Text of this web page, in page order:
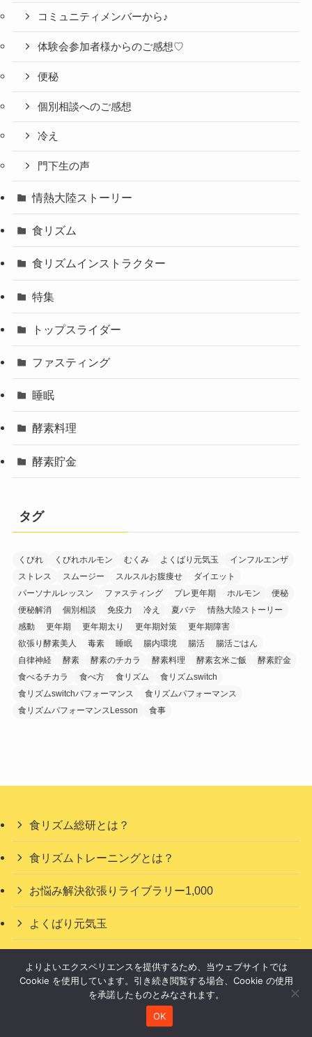
コミュニティメンバーから♪
体験会参加者様からのご感想♡
便秘
個別相談へのご感想
冷え
門下生の声
情熱大陸ストーリー
食リズム
食リズムインストラクター
特集
トップスライダー
ファスティング
睡眠
酵素料理
酵素貯金
タグ
くびれ くびれホルモン むくみ よくばり元気玉
インフルエンザ
ストレス
スムージー スルスルお腹痩せ
ダイエット
パーソナルレッスン
ファスティング プレ更年期 ホルモン
便秘
便秘解消
個別相談 免疫力 冷え 夏バテ
情熱大陸ストーリー
感動
更年期 更年期太り 更年期対策
更年期障害
欲張り酵素美人
毒素 睡眠 腸内環境 腸活
腸活ごはん
自律神経
酵素 酵素のチカラ 酵素料理 酵素玄米ご飯
酵素貯金
食べるチカラ
食べ方 食リズム
食リズムswitch
食リズムswitchパフォーマンス
食リズムパフォーマンス
食リズムパフォーマンスLesson
食事
食リズム総研とは？
食リズムトレーニングとは？
お悩み解決欲張りライブラリー1,000
よくばり元気玉
食リズム総研 主宰 田邊美和ってどんな人？
よりよいエクスペリエンスを提供するため、当ウェブサイトでは
Cookie を使用しています。引き続き閲覧する場合、Cookie の使用
を承諾したものとみなされます。
OK